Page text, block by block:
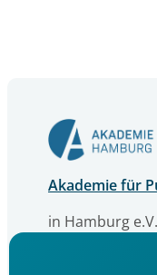
Akademie für
in Hamburg e.V.